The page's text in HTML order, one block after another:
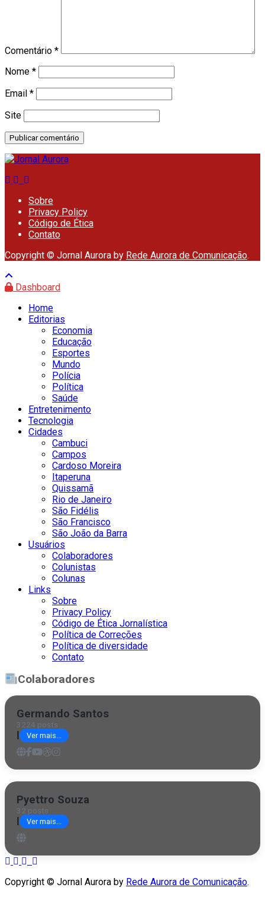
Comentário *
Nome *
Email *
Site
Sobre
Privacy Policy
Código de Ética
Contato
Copyright © Jornal Aurora by Rede Aurora de Comunicação.
Dashboard
Home
Editorias
Economia
Educação
Esportes
Mundo
Polícia
Política
Saúde
Entretenimento
Tecnologia
Cidades
Cambuci
Campos
Cardoso Moreira
Itaperuna
Quissamã
Rio de Janeiro
São Fidélis
São Francisco
São João da Barra
Usuários
Colaboradores
Colunistas
Colunas
Links
Sobre
Privacy Policy
Código de Ética Jornalística
Política de Correções
Política de diversidade
Contato
Colaboradores
Germando Santos
3224 posts
| Ver mais...
Pyettro Souza
32 posts
| Ver mais...
Copyright © Jornal Aurora by Rede Aurora de Comunicação.